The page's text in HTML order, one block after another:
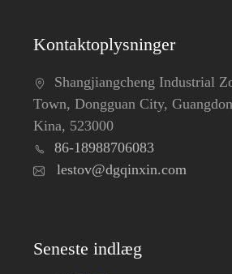
Kontaktoplysninger
Shangjiangcheng Industrial
Town, Dongguan City,
Kina, 523000
86-18988706083
lestov@dgqinxin.com
Seneste indlæg